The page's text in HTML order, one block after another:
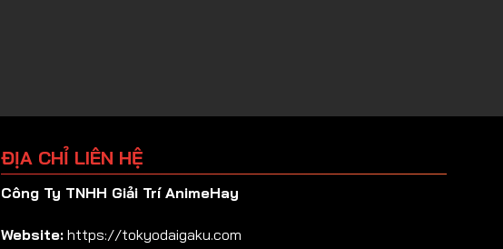
ĐỊA CHỈ LIÊN HỆ
Công Ty TNHH Giải Trí AnimeHay
Website: https://tokyodaigaku.com